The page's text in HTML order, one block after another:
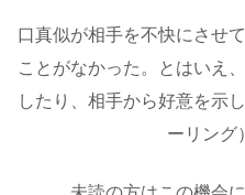
口真似が相手を不快にさせ
ことがなかった。とはいえ
したり、相手から好意を示
ーリング